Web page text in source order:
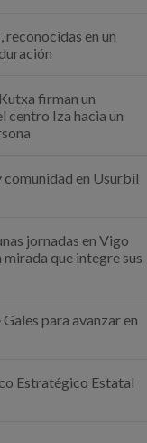
reconocidas en un
firman un
centro Iza hacia un
en Usurbil
jornadas en Vigo
que integre sus
para avanzar en
Estratégico Estatal